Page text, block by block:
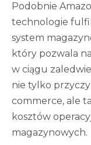
Podobnie
technologie
system
który pozwala
w ciągu
nie tylko
commerce, ale
kosztów
magazynowych.